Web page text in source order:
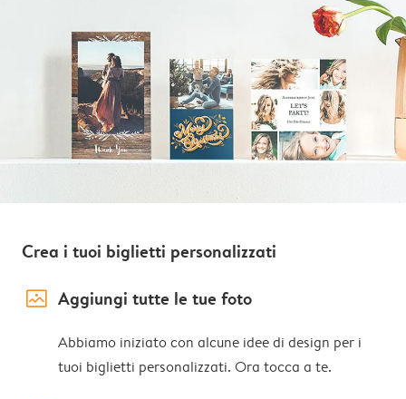
Crea i tuoi biglietti personalizzati
image_placeholder Aggiungi tutte le tue foto
Abbiamo iniziato con alcune idee di design per i
tuoi biglietti personalizzati. Ora tocca a te.